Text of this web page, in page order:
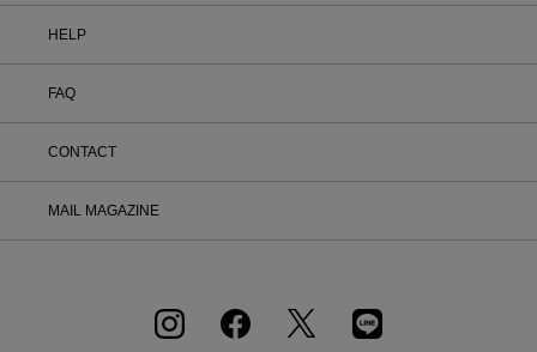
HELP
FAQ
CONTACT
MAIL MAGAZINE